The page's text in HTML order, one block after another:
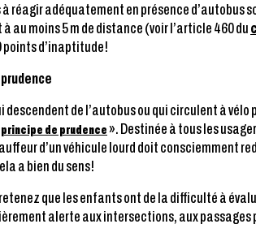
réagir adéquatement en présence d’autobus
au moins 5 m de distance (voir l’article 460 du
points d’inaptitude!
descendent de l’autobus ou qui circulent à
principe de prudence». Destinée à tous les
d’un véhicule lourd doit consciemment
a bien du sens!
que les enfants ont de la difficulté à
alerte aux intersections, aux passages